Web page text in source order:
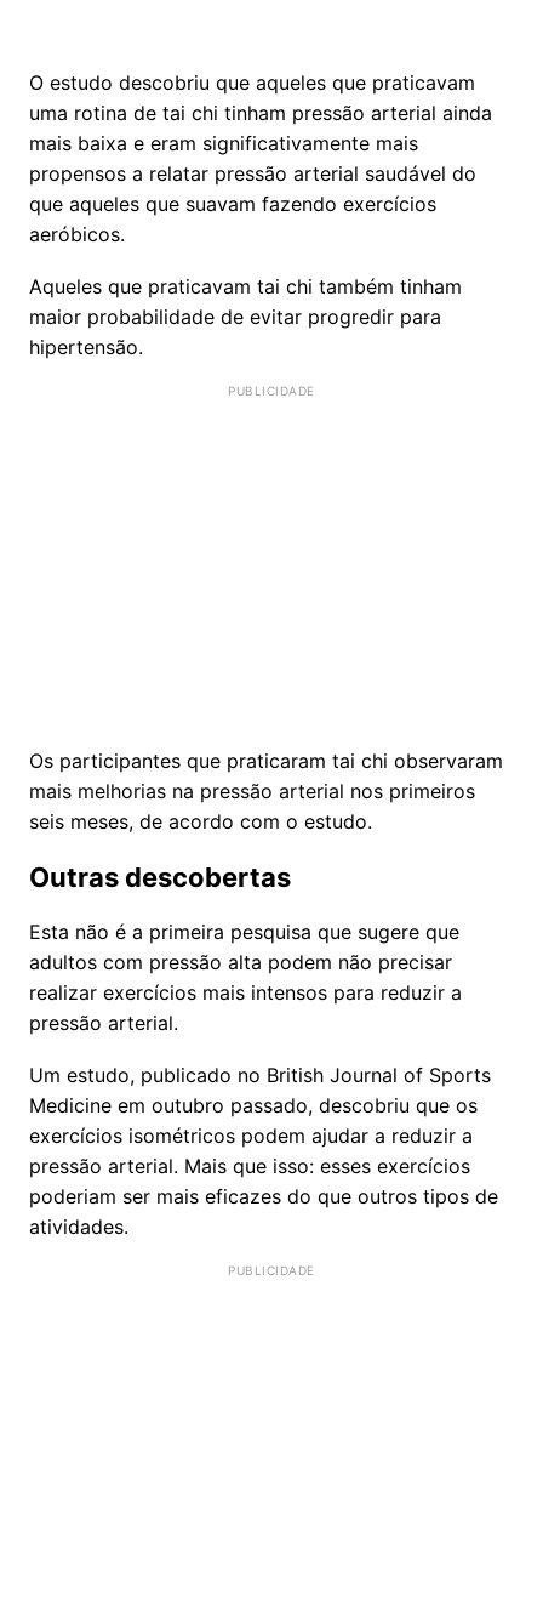
O estudo descobriu que aqueles que praticavam
uma rotina de tai chi tinham pressão arterial ainda
mais baixa e eram significativamente mais
propensos a relatar pressão arterial saudável do
que aqueles que suavam fazendo exercícios
aeróbicos.
Aqueles que praticavam tai chi também tinham
maior probabilidade de evitar progredir para
hipertensão.
Os participantes que praticaram tai chi observaram
mais melhorias na pressão arterial nos primeiros
seis meses, de acordo com o estudo.
Outras descobertas
Esta não é a primeira pesquisa que sugere que
adultos com pressão alta podem não precisar
realizar exercícios mais intensos para reduzir a
pressão arterial.
Um estudo, publicado no British Journal of Sports
Medicine em outubro passado, descobriu que os
exercícios isométricos podem ajudar a reduzir a
pressão arterial. Mais que isso: esses exercícios
poderiam ser mais eficazes do que outros tipos de
atividades.